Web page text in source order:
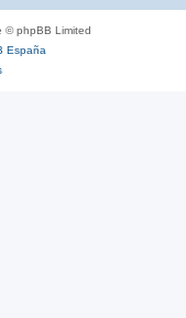
© phpBB Limited
España